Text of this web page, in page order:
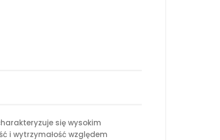
się wysokim
i wytrzymałość względem